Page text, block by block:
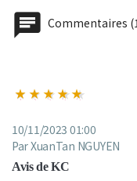
Commentaires
10/11/2023 01:00
Par XuanTan NGUYEN
Avis de KC